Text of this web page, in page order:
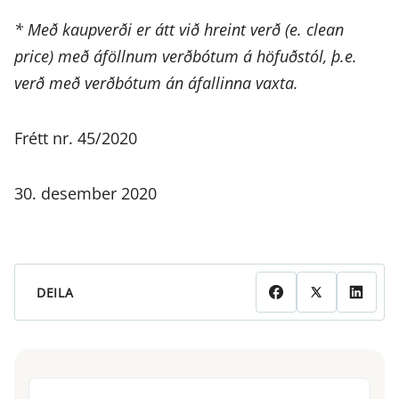
* Með kaupverði er átt við hreint verð (e. clean
price) með áföllnum verðbótum á höfuðstól, þ.e.
verð með verðbótum án áfallinna vaxta.
Frétt nr. 45/2020
30. desember 2020
DEILA